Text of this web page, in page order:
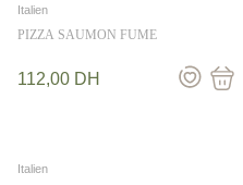
Italien
PIZZA SAUMON FUME
112,00 DH
Italien